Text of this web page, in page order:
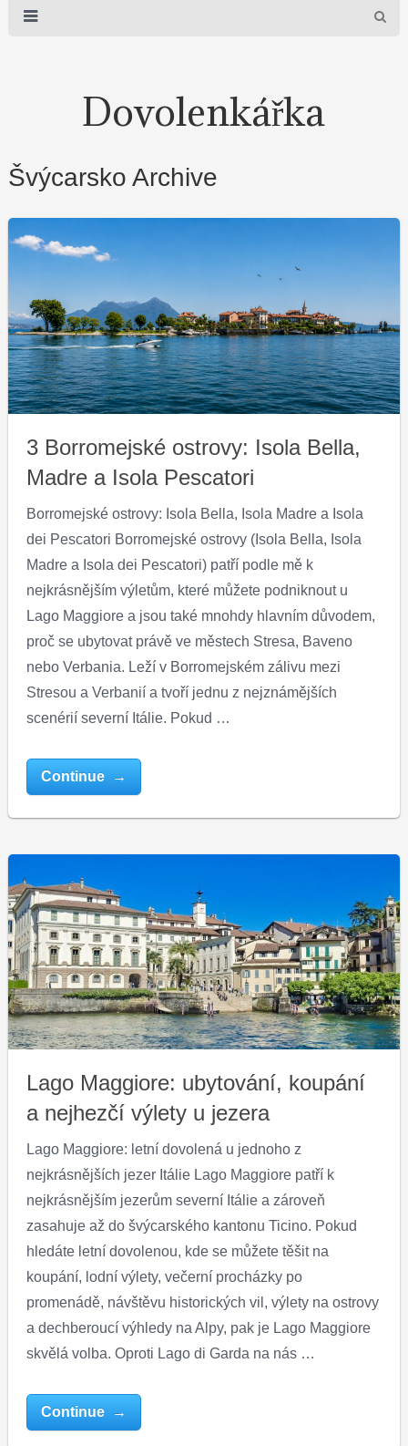
Dovolenkářka
Švýcarsko Archive
3 Borromejské ostrovy: Isola Bella,
Madre a Isola Pescatori
Borromejské ostrovy: Isola Bella, Isola Madre a Isola
dei Pescatori Borromejské ostrovy (Isola Bella, Isola
Madre a Isola dei Pescatori) patří podle mě k
nejkrásnějším výletům, které můžete podniknout u
Lago Maggiore a jsou také mnohdy hlavním důvodem,
proč se ubytovat právě ve městech Stresa, Baveno
nebo Verbania. Leží v Borromejském zálivu mezi
Stresou a Verbanií a tvoří jednu z nejznámějších
scenérií severní Itálie. Pokud …
Continue →
Lago Maggiore: ubytování, koupání
a nejhezčí výlety u jezera
Lago Maggiore: letní dovolená u jednoho z
nejkrásnějších jezer Itálie Lago Maggiore patří k
nejkrásnějším jezerům severní Itálie a zároveň
zasahuje až do švýcarského kantonu Ticino. Pokud
hledáte letní dovolenou, kde se můžete těšit na
koupání, lodní výlety, večerní procházky po
promenádě, návštěvu historických vil, výlety na ostrovy
a dechberoucí výhledy na Alpy, pak je Lago Maggiore
skvělá volba. Oproti Lago di Garda na nás …
Continue →